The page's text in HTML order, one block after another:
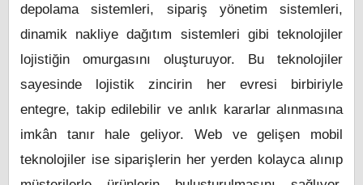
depolama sistemleri, sipariş yönetim sistemleri,
dinamik nakliye dağıtım sistemleri gibi teknolojiler
lojistiğin omurgasını oluşturuyor. Bu teknolojiler
sayesinde lojistik zincirin her evresi birbiriyle
entegre, takip edilebilir ve anlık kararlar alınmasına
imkân tanır hale geliyor. Web ve gelişen mobil
teknolojiler ise siparişlerin her yerden kolayca alınıp